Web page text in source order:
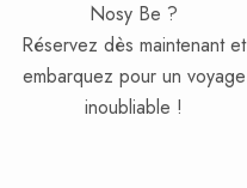
Nosy Be ?
Réservez dès maintenant et
embarquez pour un voyage
inoubliable !